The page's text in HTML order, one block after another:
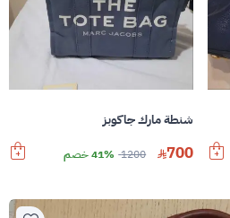
شنطة مارك جاكوبز
700
1200 41% خصم